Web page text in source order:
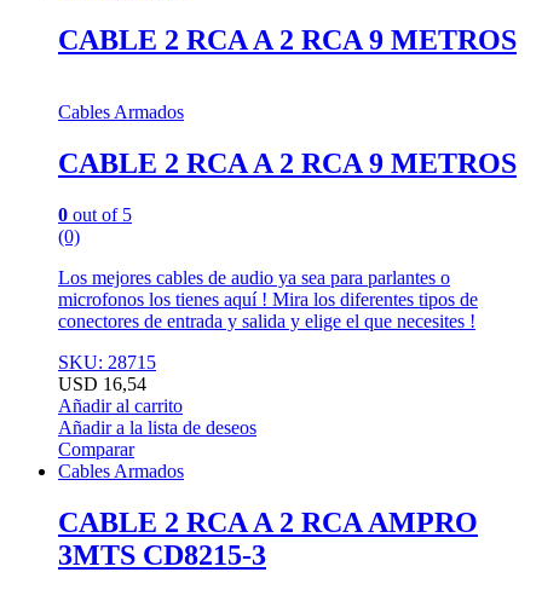
CABLE 2 RCA A 2 RCA 9 METROS
Cables Armados
CABLE 2 RCA A 2 RCA 9 METROS
0 out of 5
(0)
Los mejores cables de audio ya sea para parlantes o
microfonos los tienes aquí ! Mira los diferentes tipos de
conectores de entrada y salida y elige el que necesites !
SKU: 28715
USD 16,54
Añadir al carrito
Añadir a la lista de deseos
Comparar
Cables Armados
CABLE 2 RCA A 2 RCA AMPRO
3MTS CD8215-3